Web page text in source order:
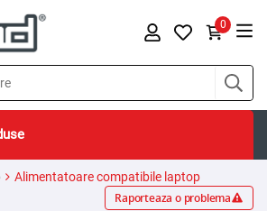
0
Alimentatoare compatibile laptop
Raporteaza o problema